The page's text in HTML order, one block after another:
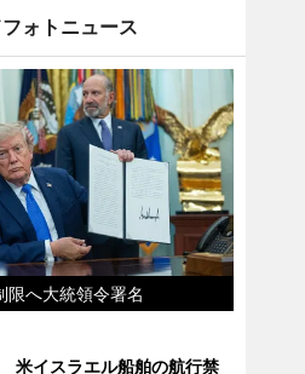
ォトニュース
限へ大統領令署名
米イスラエル船舶の航行禁